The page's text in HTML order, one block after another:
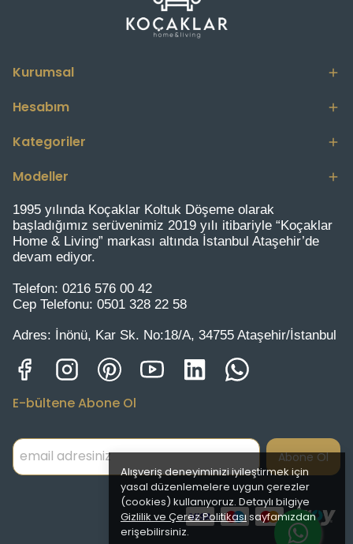
Alışveriş deneyiminizi iyileştirmek için
yasal düzenlemelere uygun çerezler
(cookies) kullanıyoruz. Detaylı bilgiye
Gizlilik ve Çerez Politikası sayfamızdan
erişebilirsiniz.
Kurumsal
Hesabım
Kategoriler
Modeller
1995 yılında Koçaklar Koltuk Döşeme olarak
başladığımız serüvenimiz 2019 yılı itibariyle “Koçaklar
Home & Living” markası altında İstanbul Ataşehir’de
devam ediyor.
Telefon: 0216 576 00 42
Cep Telefonu: 0501 328 22 58
Adres: İnönü, Kar Sk. No:18/A, 34755 Ataşehir/İstanbul
E-bültene Abone Ol
Abone Ol